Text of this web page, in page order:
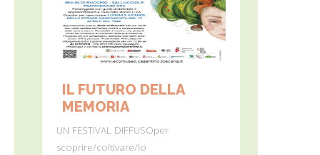
IL FUTURO DELLA
MEMORIA
UN FESTIVAL DIFFUSOper
scoprire/coltivare/lo